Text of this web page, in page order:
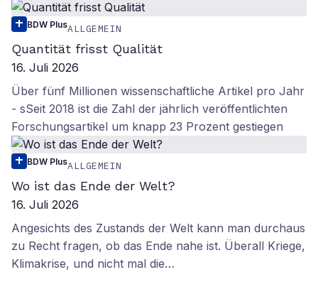
BDW PlusALLGEMEIN
Quantität frisst Qualität
16. Juli 2026
Über fünf Millionen wissenschaftliche Artikel pro Jahr
- sSeit 2018 ist die Zahl der jährlich veröffentlichten
Forschungsartikel um knapp 23 Prozent gestiegen
BDW PlusALLGEMEIN
Wo ist das Ende der Welt?
16. Juli 2026
Angesichts des Zustands der Welt kann man durchaus
zu Recht fragen, ob das Ende nahe ist. Überall Kriege,
Klimakrise, und nicht mal die…